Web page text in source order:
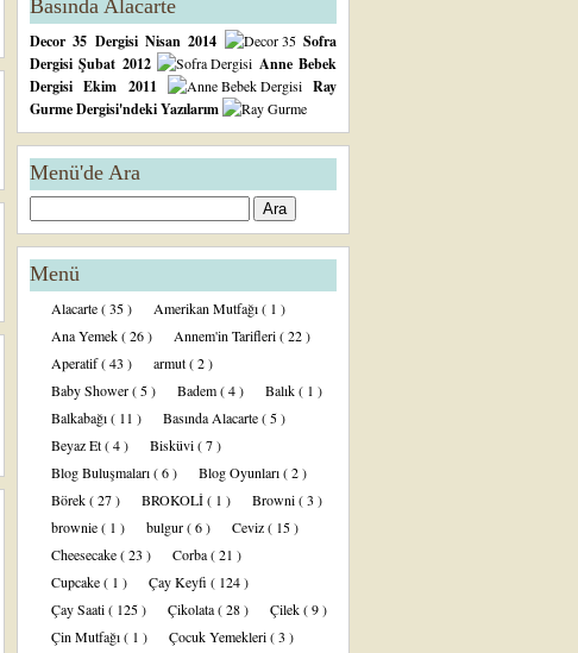
Basında Alacarte
Decor 35 Dergisi Nisan 2014
Sofra
Dergisi Şubat 2012
Anne Bebek
Dergisi Ekim 2011
Ray
Gurme Dergisi'ndeki Yazılarım
Menü'de Ara
Menü
Alacarte( 35 ) Amerikan Mutfağı( 1 )
Ana Yemek( 26 ) Annem'in Tarifleri( 22 )
Aperatif( 43 ) armut( 2 )
Baby Shower( 5 ) Badem( 4 ) Balık( 1 )
Balkabağı( 11 ) Basında Alacarte( 5 )
Beyaz Et( 4 ) Bisküvi( 7 )
Blog Buluşmaları( 6 ) Blog Oyunları( 2 )
Börek( 27 ) BROKOLİ( 1 ) Browni( 3 )
brownie( 1 ) bulgur( 6 ) Ceviz( 15 )
Cheesecake( 23 ) Corba( 21 )
Cupcake( 1 ) Çay Keyfi ( 124 )
Çay Saati( 125 ) Çikolata( 28 ) Çilek( 9 )
Çin Mutfağı( 1 ) Çocuk Yemekleri( 3 )